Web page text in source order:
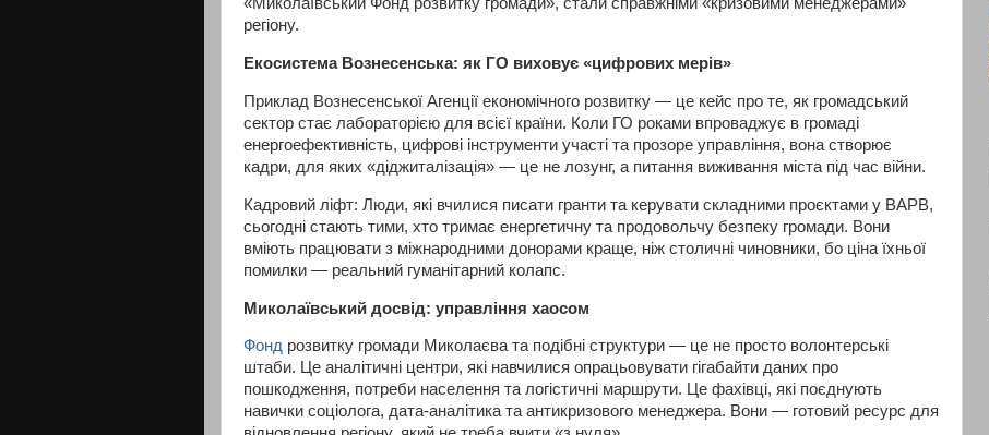
регіону.
Екосистема Вознесенська: як ГО виховує «цифрових мерів»
Приклад Вознесенської Агенції економічного розвитку — це кейс про те, як громадський
сектор стає лабораторією для всієї країни. Коли ГО роками впроваджує в громаді
енергоефективність, цифрові інструменти участі та прозоре управління, вона створює
кадри, для яких «діджиталізація» — це не лозунг, а питання виживання міста під час війни.
Кадровий ліфт: Люди, які вчилися писати гранти та керувати складними проєктами у ВАРВ,
сьогодні стають тими, хто тримає енергетичну та продовольчу безпеку громади. Вони
вміють працювати з міжнародними донорами краще, ніж столичні чиновники, бо ціна їхньої
помилки — реальний гуманітарний колапс.
Миколаївський досвід: управління хаосом
Фонд розвитку громади Миколаєва та подібні структури — це не просто волонтерські
штаби. Це аналітичні центри, які навчилися опрацьовувати гігабайти даних про
пошкодження, потреби населення та логістичні маршрути. Це фахівці, які поєднують
навички соціолога, дата-аналітика та антикризового менеджера. Вони — готовий ресурс для